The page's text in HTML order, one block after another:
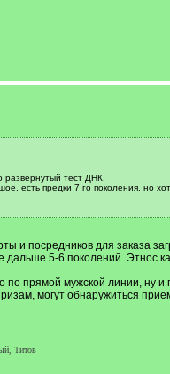
развернутый тест ДНК.
есть предки 7 го поколения, но
и посредников для заказа
5-6 поколений. Этнос
прямой мужской линии, ну и
могут обнаружиться
Титов